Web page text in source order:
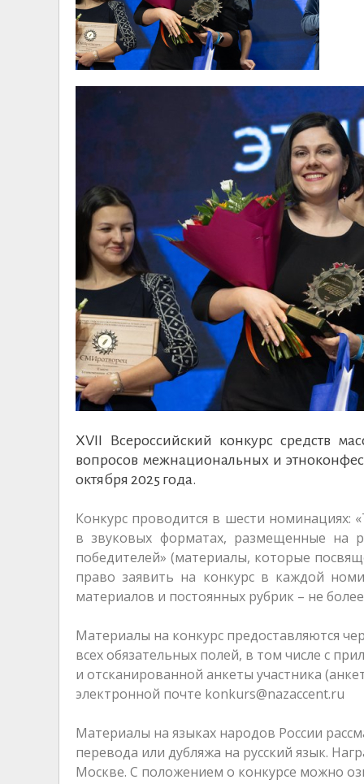
ХVII Всероссийский конкурс средств
вопросов межнациональных и
октября 2025 года.
Конкурс проводится в шести номинациях:
в звуковых форматах, размещенные на
победителей» (материалы, которые
право заявить на конкурс в каждой
материалов и постоянных рубрик – не
Материалы на конкурс предоставляются
всех обязательных полей, в том числе с
и отсканированной анкеты участника
электронной почте konkurs@nazaccent.ru
Материалы на языках народов России
перевода или дубляжа на русский язык.
Москве. С положением о конкурсе можно